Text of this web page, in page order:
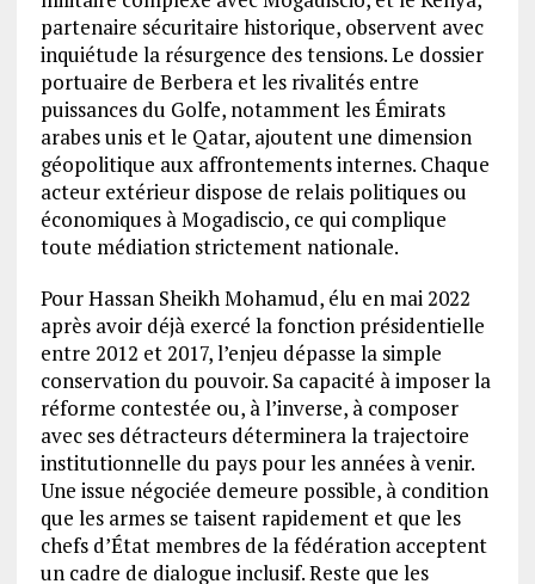
partenaire sécuritaire historique, observent avec
inquiétude la résurgence des tensions. Le dossier
portuaire de Berbera et les rivalités entre
puissances du Golfe, notamment les Émirats
arabes unis et le Qatar, ajoutent une dimension
géopolitique aux affrontements internes. Chaque
acteur extérieur dispose de relais politiques ou
économiques à Mogadiscio, ce qui complique
toute médiation strictement nationale.
Pour Hassan Sheikh Mohamud, élu en mai 2022
après avoir déjà exercé la fonction présidentielle
entre 2012 et 2017, l’enjeu dépasse la simple
conservation du pouvoir. Sa capacité à imposer la
réforme contestée ou, à l’inverse, à composer
avec ses détracteurs déterminera la trajectoire
institutionnelle du pays pour les années à venir.
Une issue négociée demeure possible, à condition
que les armes se taisent rapidement et que les
chefs d’État membres de la fédération acceptent
un cadre de dialogue inclusif. Reste que les